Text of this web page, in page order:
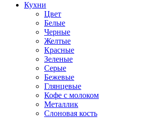
Кухни
Цвет
Белые
Черные
Желтые
Красные
Зеленые
Серые
Бежевые
Глянцевые
Кофе с молоком
Металлик
Слоновая кость